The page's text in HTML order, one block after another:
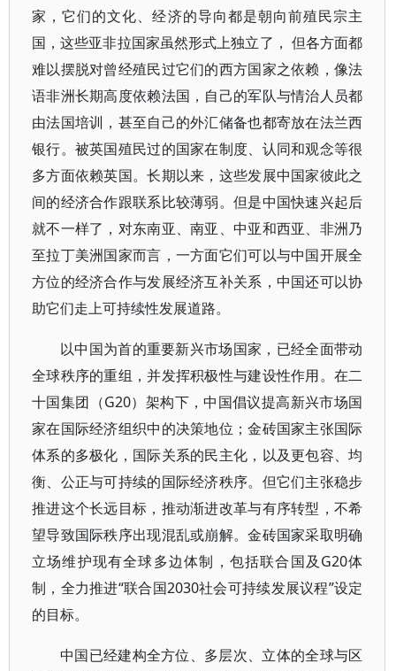
家，它们的文化、经济的导向都是朝向前殖民宗主
国，这些亚非拉国家虽然形式上独立了， 但各方面都
难以摆脱对曾经殖民过它们的西方国家之依赖，像法
语非洲长期高度依赖法国，自己的军队与情治人员都
由法国培训，甚至自己的外汇储备也都寄放在法兰西
银行。被英国殖民过的国家在制度、认同和观念等很
多方面依赖英国。长期以来，这些发展中国家彼此之
间的经济合作跟联系比较薄弱。但是中国快速兴起后
就不一样了，对东南亚、南亚、中亚和西亚、非洲乃
至拉丁美洲国家而言，一方面它们可以与中国开展全
方位的经济合作与发展经济互补关系，中国还可以协
助它们走上可持续性发展道路。
以中国为首的重要新兴市场国家，已经全面带动
全球秩序的重组，并发挥积极性与建设性作用。在二
十国集团（G20）架构下，中国倡议提高新兴市场国
家在国际经济组织中的决策地位；金砖国家主张国际
体系的多极化，国际关系的民主化，以及更包容、均
衡、公正与可持续的国际经济秩序。但它们主张稳步
推进这个长远目标，推动渐进改革与有序转型，不希
望导致国际秩序出现混乱或崩解。金砖国家采取明确
立场维护现有全球多边体制，包括联合国及G20体
制，全力推进“联合国2030社会可持续发展议程”设定
的目标。
中国已经建构全方位、多层次、立体的全球与区